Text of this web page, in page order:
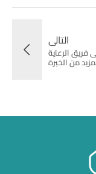
التالى
فريق الرعاية
من الخبرة